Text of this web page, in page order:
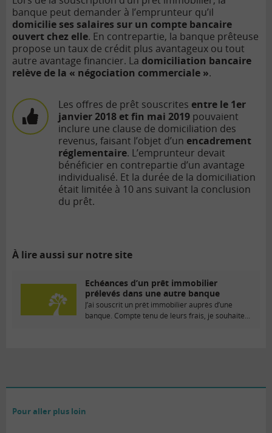
banque peut demander à l’emprunteur qu’il
domicilie ses salaires sur un compte bancaire
ouvert chez elle. En contrepartie, la banque prêteuse
propose un taux de crédit plus avantageux ou tout
autre avantage financier. La domiciliation bancaire
relève de la « négociation commerciale ».
Les offres de prêt souscrites entre le 1er
janvier 2018 et fin mai 2019 pouvaient
inclure une clause de domiciliation des
revenus, faisant l’objet d’un encadrement
réglementaire. L’emprunteur devait
bénéficier en contrepartie d’un avantage
individualisé. Et la durée de la domiciliation
était limitée à 10 ans suivant la conclusion
du prêt.
À lire aussi sur notre site
Echéances d’un prêt immobilier
prélevés dans une autre banque
J’ai souscrit un prêt immobilier auprès d’une
banque. Compte tenu de leurs frais, je souhaite...
Pour aller plus loin